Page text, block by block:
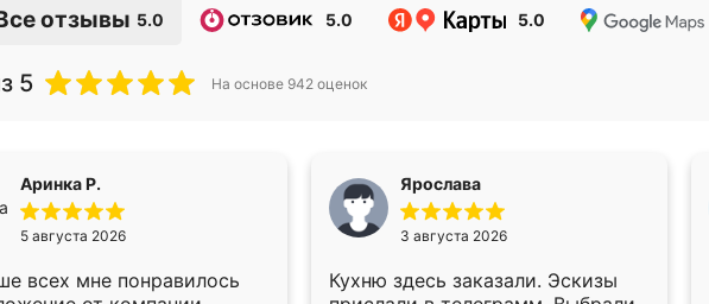
отзывы 5.0 5.0 5.0
5 На основе 942 оценок
Аринка Р.
5 августа 2026
всех мне понравилось
Ярослава
3 августа 2026
Кухню здесь заказали. Эскизы